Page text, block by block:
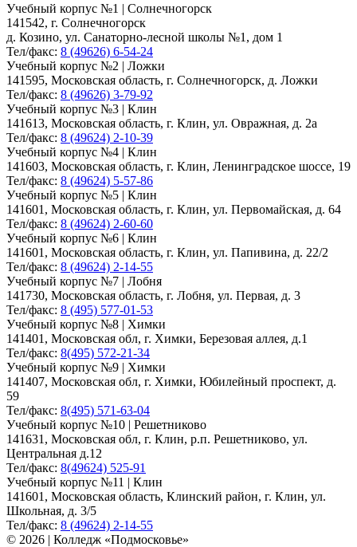
Учебный корпус №1 | Солнечногорск
141542, г. Солнечногорск
д. Козино, ул. Санаторно-лесной школы №1, дом 1
Тел/факс: 8 (49626) 6-54-24
Учебный корпус №2 | Ложки
141595, Московская область, г. Солнечногорск, д. Ложки
Тел/факс: 8 (49626) 3-79-92
Учебный корпус №3 | Клин
141613, Московская область, г. Клин, ул. Овражная, д. 2а
Тел/факс: 8 (49624) 2-10-39
Учебный корпус №4 | Клин
141603, Московская область, г. Клин, Ленинградское шоссе, 19
Тел/факс: 8 (49624) 5-57-86
Учебный корпус №5 | Клин
141601, Московская область, г. Клин, ул. Первомайская, д. 64
Тел/факс: 8 (49624) 2-60-60
Учебный корпус №6 | Клин
141601, Московская область, г. Клин, ул. Папивина, д. 22/2
Тел/факс: 8 (49624) 2-14-55
Учебный корпус №7 | Лобня
141730, Московская область, г. Лобня, ул. Первая, д. 3
Тел/факс: 8 (495) 577-01-53
Учебный корпус №8 | Химки
141401, Московская обл, г. Химки, Березовая аллея, д.1
Тел/факс: 8(495) 572-21-34
Учебный корпус №9 | Химки
141407, Московская обл, г. Химки, Юбилейный проспект, д.
59
Тел/факс: 8(495) 571-63-04
Учебный корпус №10 | Решетниково
141631, Московская обл, г. Клин, р.п. Решетниково, ул.
Центральная д.12
Тел/факс: 8(49624) 525-91
Учебный корпус №11 | Клин
141601, Московская область, Клинский район, г. Клин, ул.
Школьная, д. 3/5
Тел/факс: 8 (49624) 2-14-55
© 2026 | Колледж «Подмосковье»